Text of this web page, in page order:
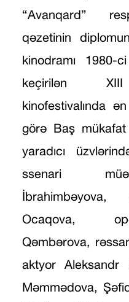
“Avanqard”
qəzetinin
kinodramı 1980-
keçirilən XIII
kinofestivalında
görə Baş
yaradıcı
ssenari
Ocaqova,
Qəmbərova,
aktyor Aleksandr
Məmmədova,